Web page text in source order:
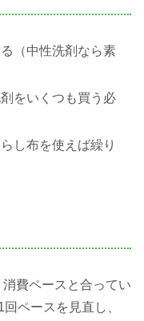
（中性洗剤なら素
をいくつも買う必
し布を使えば繰り
費ペースと合ってい
ペースを見直し、